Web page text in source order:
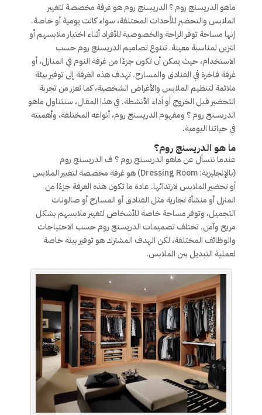
ماهو الدريسنج روم ؟ الدريسنج روم هو غرفة مخصصة لتغيير
الملابس والتحضير للأحداث المختلفة، سواء كانت يومية أو خاصة.
إنها مساحة توفر الراحة والخصوصية للأفراد أثناء اختيار ملابسهم أو
التزين لمناسبة معينة. تتنوع تصاميم الدريسنج روم حسب
الاستخدام، حيث يمكن أن تكون جزءًا من غرفة النوم في المنازل، أو
غرفة فاخرة في الفنادق والمسارح. تهدف هذه الغرفة إلى توفير بيئة
ملائمة لتنظيم الملابس والأغراض الشخصية، كما تعزز من تجربة
التحضير قبل الخروج أو أداء الأنشطة. في هذا المقال، سنتناول ماهو
الدريسنج روم ؟ ومفهوم الدريسنج روم، أنواعه المختلفة، وأهميته
في حياتنا اليومية.
ما هو الدريسنج روم؟
عندما نتسأل عن ماهو الدريسنج روم ؟ ف الدريسنج روم
(بالإنجليزية: Dressing Room) هو غرفة مخصصة لتغيير الملابس
أو تحضير الملابس لارتدائها. عادة ما تكون هذه الغرفة جزءًا من
المنزل أو منشأة تجارية مثل الفنادق أو المسارح أو صالونات
التجميل، وتوفر مساحة خاصة للأشخاص لتغيير ملابسهم بشكل
مريح وآمن. تختلف تصميمات الدريسنج روم حسب الاحتياجات
والوظائف المختلفة، لكن الهدف المشترك هو توفير بيئة خاصة
لعملية التبديل بين الملابس.